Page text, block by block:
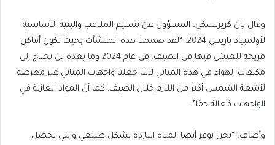
وقال يان كريزنسكي، المسؤول عن تسليم الملاعب والبنية الأساسية
لأولمبياد باريس 2024: “لقد صممنا هذه المنشآت بحيث تكون أماكن
مريحة للعيش فيها في الصيف. في عام 2024 وما بعده لن نحتاج إلى
مكيفات الهواء في هذه المباني لأننا جعلنا واجهات المباني غير معرضة
لأشعة الشمس أكثر من اللازم خلال الصيف. كما أن المواد العازلة في
الواجهات فعالة حقا”.
وأضاف: “نحن نوفر أيضا المياه الباردة بشكل طبيعي والتي نحصل